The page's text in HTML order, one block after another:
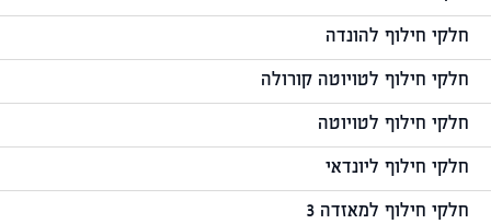
חלקי חילוף להונדה
חלקי חילוף לטויוטה קורולה
חלקי חילוף לטויוטה
חלקי חילוף ליונדאי
חלקי חילוף למאזדה 3